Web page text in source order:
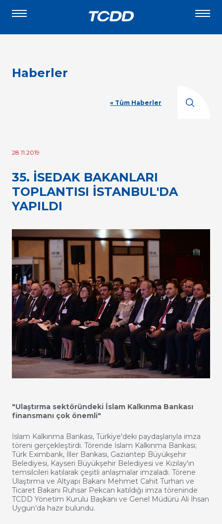
Haberler
« Tüm Haberler
28.11.2019
35. İSEDAK BAKANLARI
TOPLANTISI İSTANBUL'DA
YAPILDI
"Ulaştırma sektöründeki İslam Kalkınma Bankası
finansmanı çok önemli"
İslam Kalkınma Bankası, Türkiye'deki paydaşlarıyla imza
töreni gerçekleştirdi. Törende İslam Kalkınma Bankası;
Türk Eximbank, İller Bankası, Gaziantep Büyükşehir
Belediyesi, Kayseri Büyükşehir Belediyesi ve Kızılay'ın
temsilcileri katılarak çeşitli anlaşmalar imzaladı. Törene
Ulaştırma ve Altyapı Bakanı Mehmet Cahit Turhan ve
Ticaret Bakanı Ruhsar Pekcan katıldığı imza töreninde
TCDD Yönetim Kurulu Başkanı ve Genel Müdürü Ali İhsan
Uygun’da hazır bulundu.